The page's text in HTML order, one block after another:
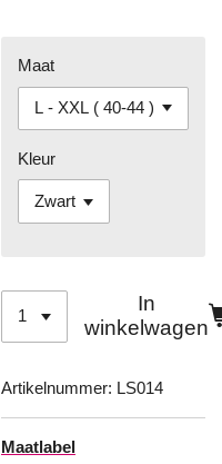
Maat
Kleur
In
winkelwagen
Artikelnummer: LS014
Maatlabel